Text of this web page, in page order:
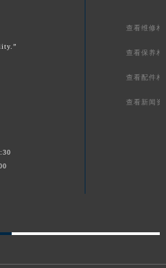
查看维修相
查看保养相
查看配件相
查看新闻资